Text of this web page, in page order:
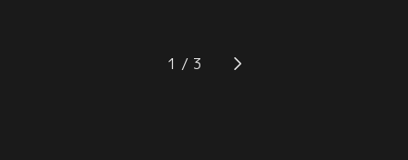
ッシーの魔の手は迫る。浴室でアレ
ッシーに襲われたポルナレフは丸裸
る」と静かに声を上げる。詳細を聞
き出そうとするジョセフに対し、そ
1